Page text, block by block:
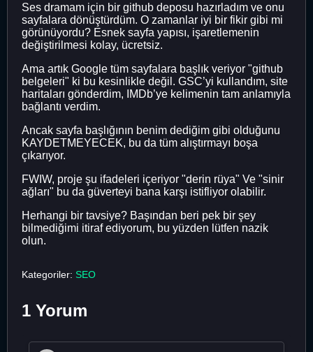
Ses dramam için bir github deposu hazırladım ve onu
sayfalara dönüştürdüm. O zamanlar iyi bir fikir gibi mi
görünüyordu? Esnek sayfa yapısı, işaretlemenin
değiştirilmesi kolay, ücretsiz.
Ama artık Google tüm sayfalara başlık veriyor "github
belgeleri" ki bu kesinlikle değil. GSC’yi kullandım, site
haritaları gönderdim, IMDb’ye kelimenin tam anlamıyla
bağlantı verdim.
Ancak sayfa başlığının benim dediğim gibi olduğunu
KAYDETMEYECEK, bu da tüm alıştırmayı boşa
çıkarıyor.
FWIW, proje şu ifadeleri içeriyor "derin rüya" Ve "sinir
ağları" bu da güverteyi bana karşı istifliyor olabilir.
Herhangi bir tavsiye? Başından beri pek bir şey
bilmediğimi itiraf ediyorum, bu yüzden lütfen nazik
olun.
Kategoriler: SEO
1 Yorum